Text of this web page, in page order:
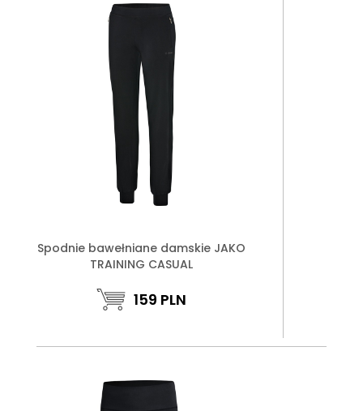
Spodnie bawełniane damskie JAKO
TRAINING CASUAL
159 PLN